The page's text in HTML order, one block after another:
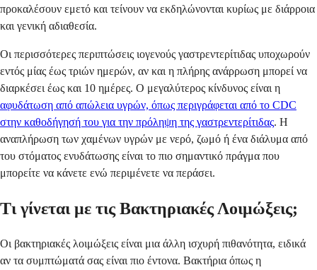
προκαλέσουν εμετό και τείνουν να εκδηλώνονται κυρίως με διάρροια
και γενική αδιαθεσία.
Οι περισσότερες περιπτώσεις ιογενούς γαστρεντερίτιδας υποχωρούν
εντός μίας έως τριών ημερών, αν και η πλήρης ανάρρωση μπορεί να
διαρκέσει έως και 10 ημέρες. Ο μεγαλύτερος κίνδυνος είναι η
αφυδάτωση από απώλεια υγρών, όπως περιγράφεται από το CDC
στην καθοδήγησή του για την πρόληψη της γαστρεντερίτιδας. Η
αναπλήρωση των χαμένων υγρών με νερό, ζωμό ή ένα διάλυμα από
του στόματος ενυδάτωσης είναι το πιο σημαντικό πράγμα που
μπορείτε να κάνετε ενώ περιμένετε να περάσει.
Τι γίνεται με τις Βακτηριακές Λοιμώξεις;
Οι βακτηριακές λοιμώξεις είναι μια άλλη ισχυρή πιθανότητα, ειδικά
αν τα συμπτώματά σας είναι πιο έντονα. Βακτήρια όπως η